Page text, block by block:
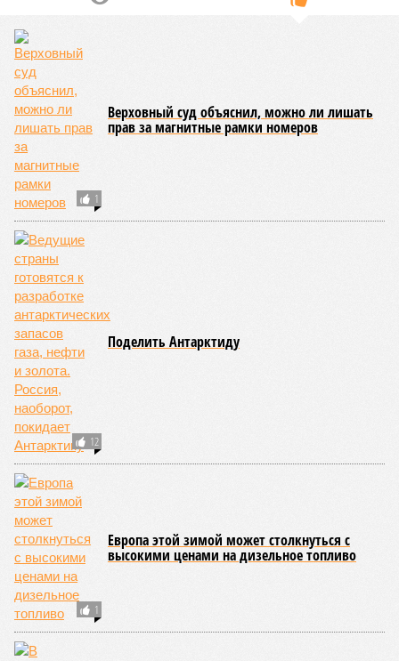
1
Верховный суд объяснил, можно ли лишать
прав за магнитные рамки номеров
12
Поделить Антарктиду
1
Европа этой зимой может столкнуться с
высокими ценами на дизельное топливо